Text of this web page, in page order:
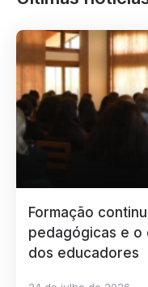
Formação
pedagógicas e o
dos educadores